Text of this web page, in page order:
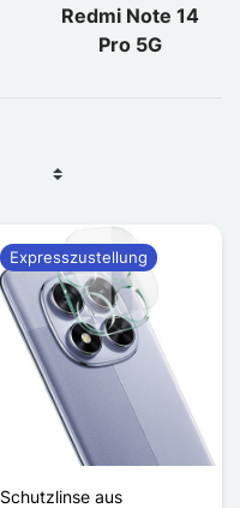
Redmi Note 14
Pro 5G
Schutzlinse aus
Expresszustellung